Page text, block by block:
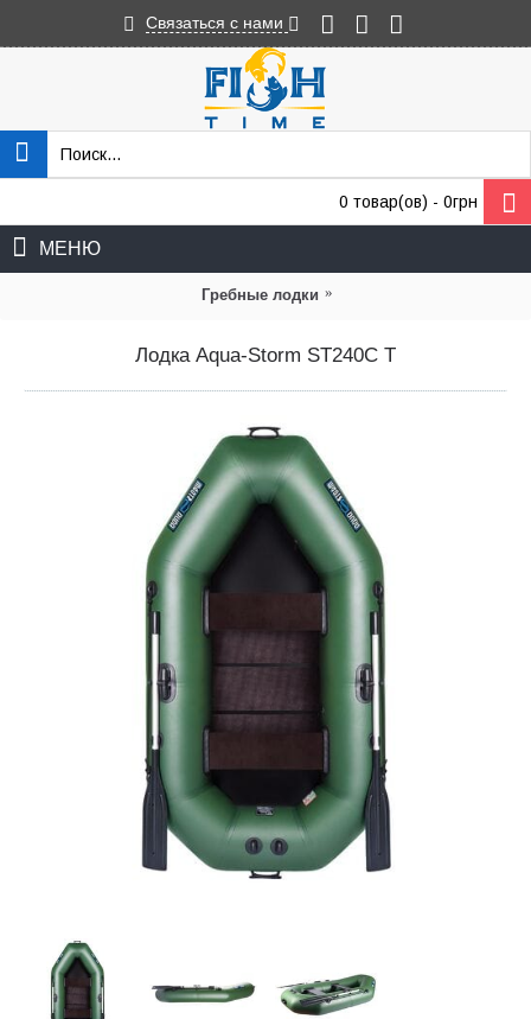
Связаться с нами
0 товар(ов) - 0грн
МЕНЮ
Гребные лодки
Лодка Aqua-Storm ST240C T